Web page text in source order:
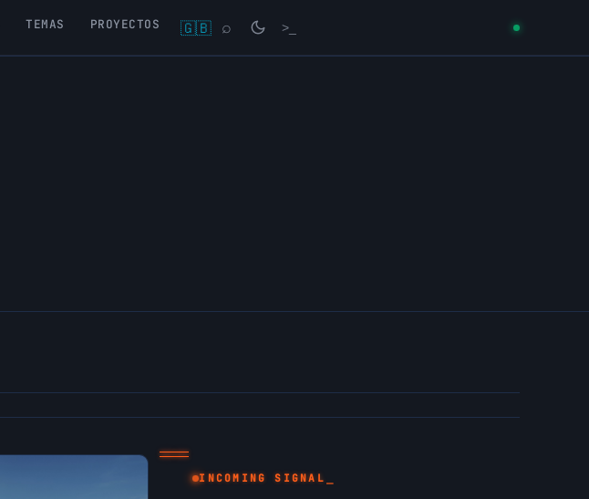
TEMAS PROYECTOS 🇬🇧 ⌕ >_
INCOMING SIGNAL